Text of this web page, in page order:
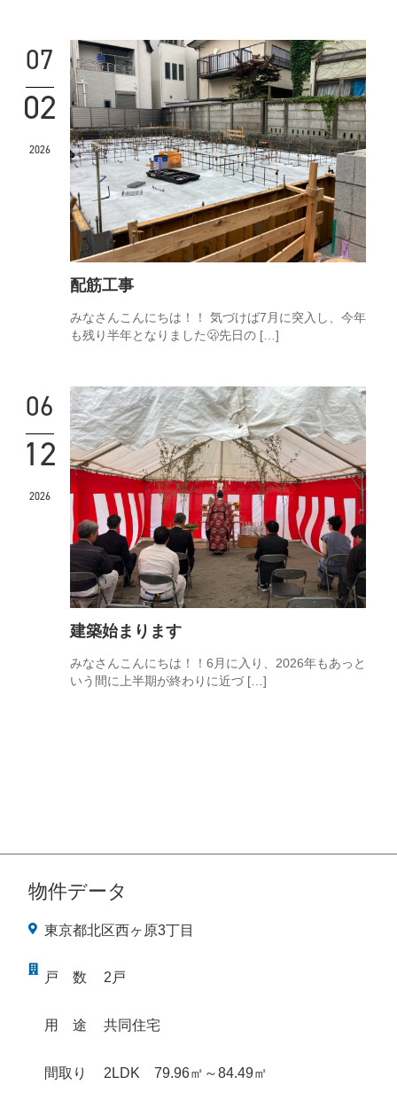
物件データ
東京都北区西ヶ原3丁目
戸 数 2戸
用 途 共同住宅
間取り 2LDK 79.96㎡～84.49㎡
07
02
2026
配筋工事
みなさんこんにちは！！ 気づけば7月に突入し、今年
も残り半年となりました🫢先日の […]
06
12
2026
建築始まります
みなさんこんにちは！！6月に入り、2026年もあっと
いう間に上半期が終わりに近づ […]